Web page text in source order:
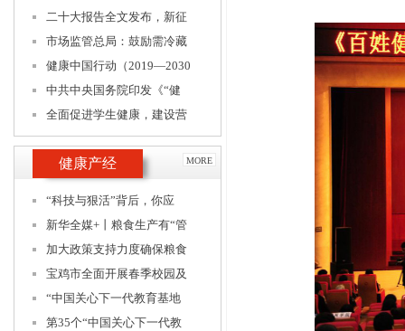
二十大报告全文发布，新征
市场监管总局：鼓励需冷藏
健康中国行动（2019—2030
中共中央国务院印发《“健
全面促进学生健康，建设营
健康产经 MORE
“科技与狠活”背后，你应
新华全媒+丨粮食生产有“管
加大政策支持力度确保粮食
宝鸡市全面开展春季校园及
“中国关心下一代教育基地
第35个“中国关心下一代教